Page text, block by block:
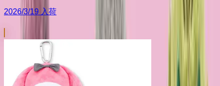
2026/3/19 入荷